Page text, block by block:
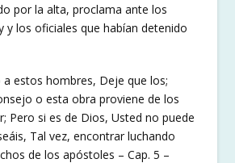
por la alta, proclama ante los
y los oficiales que habían detenido
a estos hombres, Deje que los;
o esta obra proviene de los
Pero si es de Dios, Usted no puede
Tal vez, encontrar luchando
de los apóstoles – Cap. 5 –